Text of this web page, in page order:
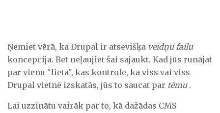
Ņemiet vērā, ka Drupal ir atsevišķa veidņu failu
koncepcija. Bet neļaujiet šai sajaukt. Kad jūs runājat
par vienu "lieta", kas kontrolē, kā viss vai viss
Drupal vietnē izskatās, jūs to saucat par tēmu.
Lai uzzinātu vairāk par to, kā dažādas CMS